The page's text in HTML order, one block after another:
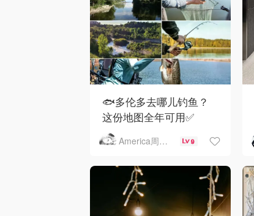
🐟多伦多去哪儿钓鱼？
这份地图全年可用✅
America周末快讯 9